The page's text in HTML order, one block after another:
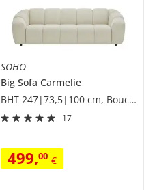
SOHO
Big Sofa Carmelie
BHT 247|73,5|100 cm, Boucléstoff
17
499,00 €